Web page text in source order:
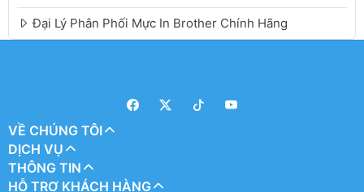
Đại Lý Phân Phối Mực In Brother Chính Hãng
VỀ CHÚNG TÔI
DỊCH VỤ
THÔNG TIN
HỖ TRỢ KHÁCH HÀNG